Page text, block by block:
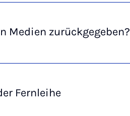
Medien zurückgegeben?
Fernleihe